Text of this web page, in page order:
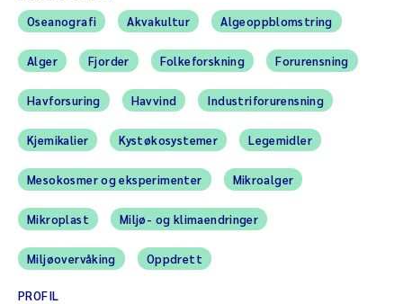
Oseanografi
Akvakultur Algeoppblomstring
Alger Fjorder Folkeforskning Forurensning
Havforsuring Havvind Industriforurensning
Kjemikalier Kystøkosystemer Legemidler
Mesokosmer og eksperimenter Mikroalger
Mikroplast Miljø- og klimaendringer
Miljøovervåking Oppdrett
PROFIL